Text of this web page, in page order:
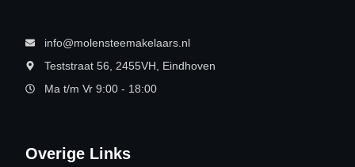
Overige Links
info@molensteemakelaars.nl
Teststraat 56, 2455VH, Eindhoven
Ma t/m Vr 9:00 - 18:00